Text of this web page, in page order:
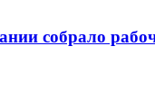
собрало